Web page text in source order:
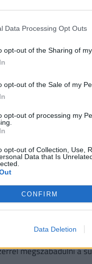
Data Processing Opt Outs
opt-out of the Sharing of
opt-out of the Sale of my
opt-out of processing my
opt-out of Collection, Use,
Data that Is
CONFIRM
Data Deletion
hogy az egész
ezek a
hangulatát idézik.
hogyan csillapítsd a
Így készítsd el
tartó mulatozás,
mégpedig a
recept, ha ez
– de sajnos nem
megszabadulni a